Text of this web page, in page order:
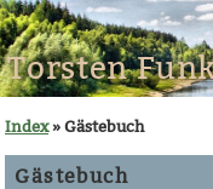
Torsten
Index» Gästebuch
Gästebuch